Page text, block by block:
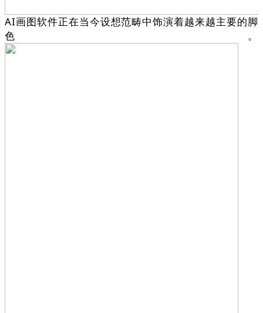
AI画图软件正在当今设想范畴中饰演着越来越主要的脚
色。